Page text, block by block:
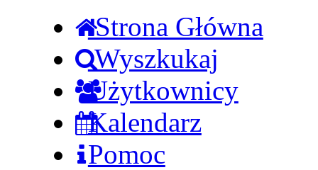
Strona Główna
Wyszkukaj
Użytkownicy
Kalendarz
Pomoc